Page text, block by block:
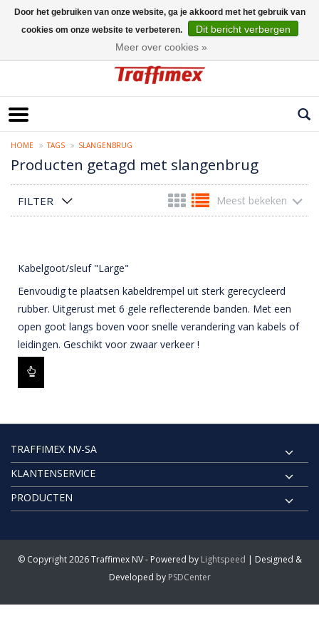
HOME TAGS SLANGENBRUG
Producten getagd met slangenbrug
FILTER Meest bekeken
Kabelgoot/sleuf "Large"
Eenvoudig te plaatsen kabeldrempel uit sterk gerecycleerd
rubber. Uitgerust met 6 gele reflecterende banden. Met een
open goot langs boven voor snelle verandering van kabels of
leidingen. Geschikt voor zwaar verkeer !
TRAFFIMEX NV-SA
KLANTENSERVICE
PRODUCTEN
© Copyright 2026 Traffimex NV - Powered by Lightspeed | Designed &
Developed by PSDCenter
Door het gebruiken van onze website, ga je akkoord met het gebruik van
cookies om onze website te verbeteren.
Dit bericht verbergen
Meer over cookies »